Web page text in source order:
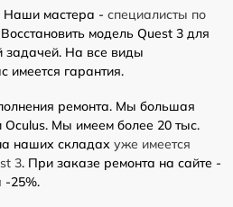
Наши мастера - специалисты по
модель Quest 3 для
задачей. На все виды
имеется гарантия.
ремонта. Мы большая
Oculus. Мы имеем более 20 тыс.
наших складах уже имеется
3. При заказе ремонта на сайте -
-25%.